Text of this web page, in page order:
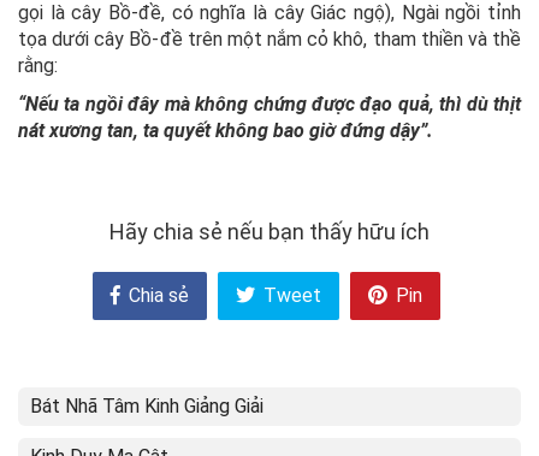
gọi là cây Bồ-đề, có nghĩa là cây Giác ngộ), Ngài ngồi tỉnh
tọa dưới cây Bồ-đề trên một nắm cỏ khô, tham thiền và thề
rằng:
“Nếu ta ngồi đây mà không chứng được đạo quả, thì dù thịt
nát xương tan, ta quyết không bao giờ đứng dậy”.
Hãy chia sẻ nếu bạn thấy hữu ích
Chia sẻ Tweet Pin
Bát Nhã Tâm Kinh Giảng Giải